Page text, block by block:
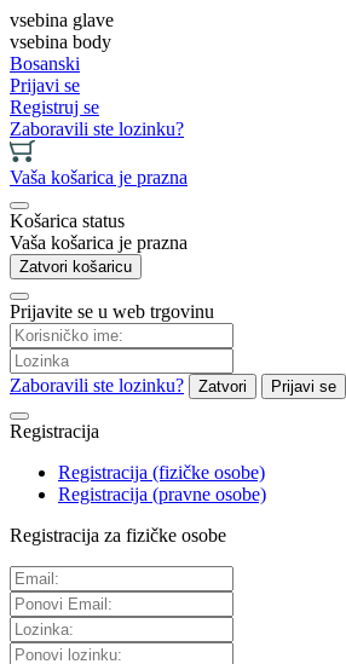
vsebina glave
vsebina body
Bosanski
Prijavi se
Registruj se
Zaboravili ste lozinku?
Vaša košarica je prazna
Košarica status
Vaša košarica je prazna
Zatvori košaricu
Prijavite se u web trgovinu
Zaboravili ste lozinku? Zatvori Prijavi se
Registracija
Registracija (fizičke osobe)
Registracija (pravne osobe)
Registracija za fizičke osobe